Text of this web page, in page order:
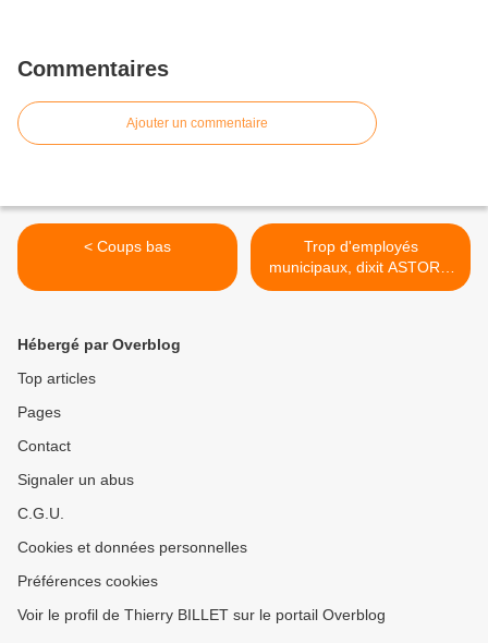
Commentaires
Ajouter un commentaire
< Coups bas
Trop d'employés
municipaux, dixit ASTORG
>
Hébergé par Overblog
Top articles
Pages
Contact
Signaler un abus
C.G.U.
Cookies et données personnelles
Préférences cookies
Voir le profil de Thierry BILLET sur le portail Overblog